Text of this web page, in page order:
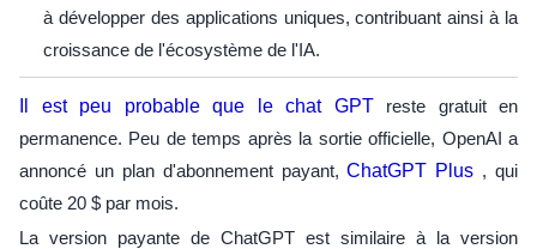
à développer des applications uniques, contribuant ainsi à la
croissance de l'écosystème de l'IA.
Il est peu probable que le chat GPTreste gratuit en
permanence. Peu de temps après la sortie officielle, OpenAI a
annoncé un plan d'abonnement payant,ChatGPT Plus , qui
coûte 20 $ par mois.
La version payante de ChatGPT est similaire à la version